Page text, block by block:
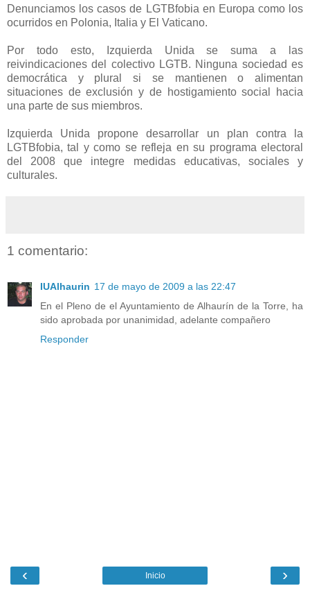
Denunciamos los casos de LGTBfobia en Europa como los
ocurridos en Polonia, Italia y El Vaticano.
Por todo esto, Izquierda Unida se suma a las
reivindicaciones del colectivo LGTB. Ninguna sociedad es
democrática y plural si se mantienen o alimentan
situaciones de exclusión y de hostigamiento social hacia
una parte de sus miembros.
Izquierda Unida propone desarrollar un plan contra la
LGTBfobia, tal y como se refleja en su programa electoral
del 2008 que integre medidas educativas, sociales y
culturales.
1 comentario:
IUAlhaurin 17 de mayo de 2009 a las 22:47
En el Pleno de el Ayuntamiento de Alhaurín de la Torre, ha
sido aprobada por unanimidad, adelante compañero
Responder
‹ ›
Inicio